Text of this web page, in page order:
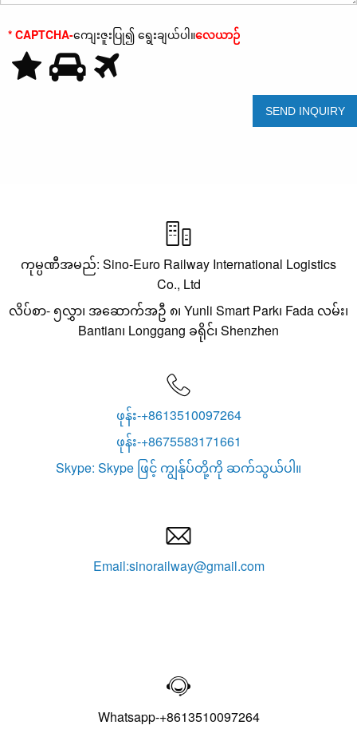
* CAPTCHA-ကျေးဇူးပြု၍ ရွေးချယ်ပါ။လေယာဉ်

ကုမ္ပဏီအမည်: Sino-Euro Railway International Logistics
Co., Ltd
လိပ်စာ- ၅လွှာ၊ အဆောက်အဦ ၈၊ Yunli Smart Park၊ Fada လမ်း၊
Bantian၊ Longgang ခရိုင်၊ Shenzhen

ဖုန်း-+8613510097264
ဖုန်း-+8675583171661
Skype: Skype ဖြင့် ကျွန်ုပ်တို့ကို ဆက်သွယ်ပါ။

Email:sinorailway@gmail.com

Whatsapp-+8613510097264